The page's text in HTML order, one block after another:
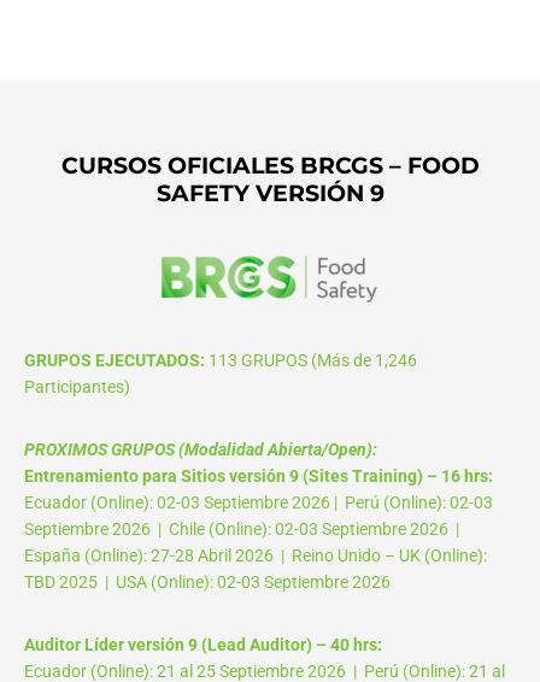
CURSOS OFICIALES BRCGS – FOOD
SAFETY VERSIÓN 9
GRUPOS EJECUTADOS: 113 GRUPOS (Más de 1,246
Participantes)
PROXIMOS GRUPOS (Modalidad Abierta/Open):
Entrenamiento para Sitios versión 9 (Sites Training) – 16 hrs:
Ecuador (Online): 02-03 Septiembre 2026 | Perú (Online): 02-03
Septiembre 2026 | Chile (Online): 02-03 Septiembre 2026 |
España (Online): 27-28 Abril 2026 | Reino Unido – UK (Online):
TBD 2025 | USA (Online): 02-03 Septiembre 2026
Auditor Líder versión 9 (Lead Auditor) – 40 hrs:
Ecuador (Online): 21 al 25 Septiembre 2026 | Perú (Online): 21 al